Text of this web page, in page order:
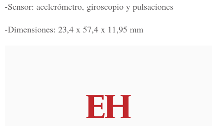
-Sensor: acelerómetro, giroscopio y pulsaciones
-Dimensiones: 23,4 x 57,4 x 11,95 mm